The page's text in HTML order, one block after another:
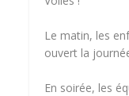
Le matin, les
ouvert la
En soirée, les